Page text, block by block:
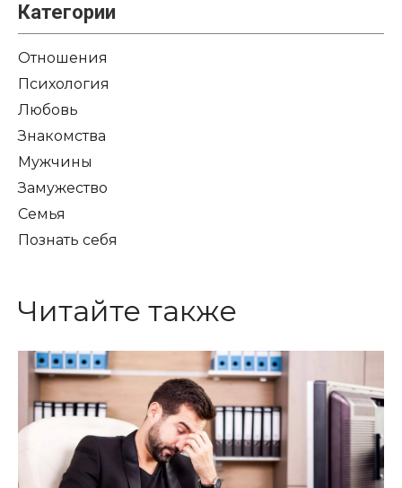
Категории
Отношения
Психология
Любовь
Знакомства
Мужчины
Замужество
Семья
Познать себя
Читайте также